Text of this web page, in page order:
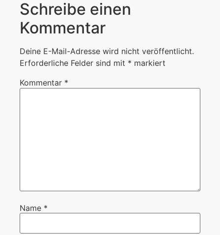
Schreibe einen
Kommentar
Deine E-Mail-Adresse wird nicht veröffentlicht.
Erforderliche Felder sind mit * markiert
Kommentar *
Name *